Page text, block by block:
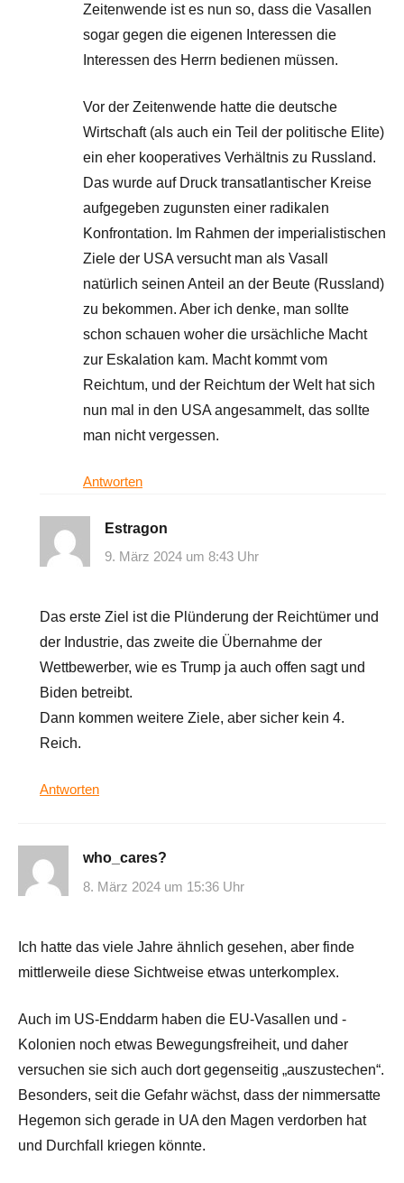
Zeitenwende ist es nun so, dass die Vasallen
sogar gegen die eigenen Interessen die
Interessen des Herrn bedienen müssen.
Vor der Zeitenwende hatte die deutsche
Wirtschaft (als auch ein Teil der politische Elite)
ein eher kooperatives Verhältnis zu Russland.
Das wurde auf Druck transatlantischer Kreise
aufgegeben zugunsten einer radikalen
Konfrontation. Im Rahmen der imperialistischen
Ziele der USA versucht man als Vasall
natürlich seinen Anteil an der Beute (Russland)
zu bekommen. Aber ich denke, man sollte
schon schauen woher die ursächliche Macht
zur Eskalation kam. Macht kommt vom
Reichtum, und der Reichtum der Welt hat sich
nun mal in den USA angesammelt, das sollte
man nicht vergessen.
Antworten
Estragon
9. März 2024 um 8:43 Uhr
Das erste Ziel ist die Plünderung der Reichtümer und
der Industrie, das zweite die Übernahme der
Wettbewerber, wie es Trump ja auch offen sagt und
Biden betreibt.
Dann kommen weitere Ziele, aber sicher kein 4.
Reich.
Antworten
who_cares?
8. März 2024 um 15:36 Uhr
Ich hatte das viele Jahre ähnlich gesehen, aber finde
mittlerweile diese Sichtweise etwas unterkomplex.
Auch im US-Enddarm haben die EU-Vasallen und -
Kolonien noch etwas Bewegungsfreiheit, und daher
versuchen sie sich auch dort gegenseitig „auszustechen“.
Besonders, seit die Gefahr wächst, dass der nimmersatte
Hegemon sich gerade in UA den Magen verdorben hat
und Durchfall kriegen könnte.